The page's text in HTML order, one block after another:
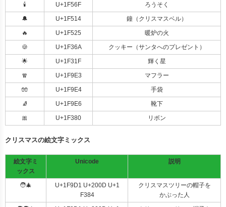
🕯️
U+1F56F
ろうそく
🔔
U+1F514
鐘（クリスマスベル）
🔥
U+1F525
暖炉の火
🍪
U+1F36A
クッキー（サンタへのプレゼント）
🌟
U+1F31F
輝く星
🧣
U+1F9E3
マフラー
🧤
U+1F9E4
手袋
🧦
U+1F9E6
靴下
🎀
U+1F380 リボン
クリスマスの絵文字ミックス
絵文字ミ
ックス
Unicode 説明
🧑‍🎄
U+1F9D1 U+200D U+1
F384
クリスマスツリーの帽子を
かぶった人